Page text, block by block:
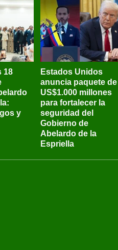
18
y
Estados Unidos
anuncia paquete de
US$1.000 millones
para fortalecer la
seguridad del
Gobierno de
Abelardo de la
Espriella